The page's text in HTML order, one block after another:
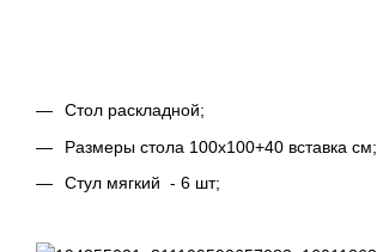
Стол раскладной;
Размеры стола 100х100+40 вставка см;
Стул мягкий - 6 шт;